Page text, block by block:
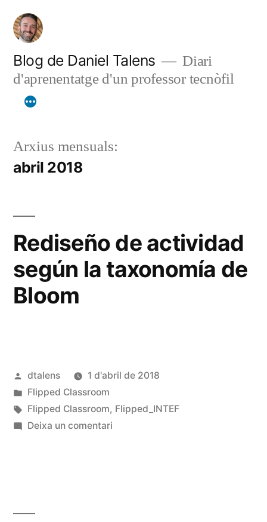
contingut
Blog de Daniel Talens
Diari
d'aprenentatge d'un professor tecnòfil
Arxius mensuals:
abril 2018
Rediseño de actividad
según la taxonomía de
Bloom
Publicat
per
dtalens
1 d'abril de 2018
Publicat
en
Flipped Classroom
Etiquetes:
Flipped Classroom, Flipped_INTEF
Deixa un comentaria